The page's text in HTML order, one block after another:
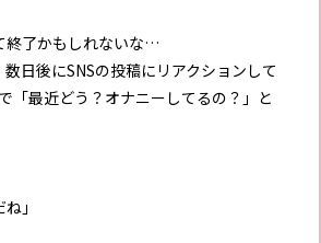
終了かもしれないな…
日後にSNSの投稿にリアクションして
「最近どう？オナニーしてるの？」と
」